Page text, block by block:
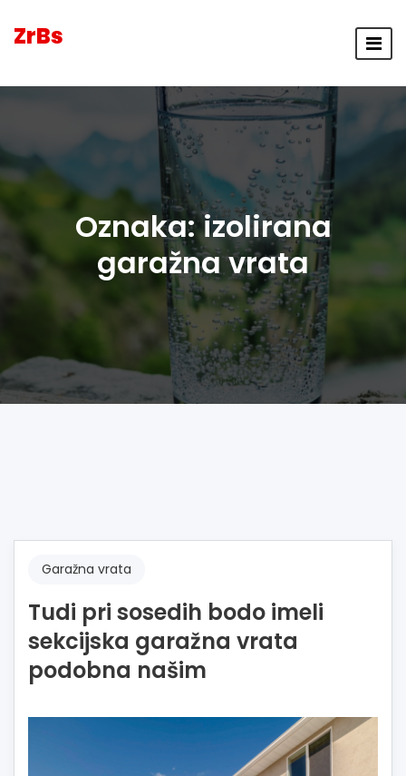
ZrBs
Oznaka:izolirana
garažna vrata
Garažna vrata
Tudi pri sosedih bodo imeli
sekcijska garažna vrata
podobna našim